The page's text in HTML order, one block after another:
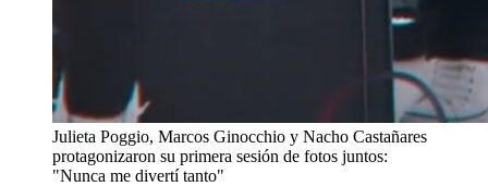
Julieta Poggio, Marcos Ginocchio y Nacho Castañares
protagonizaron su primera sesión de fotos juntos:
"Nunca me divertí tanto"